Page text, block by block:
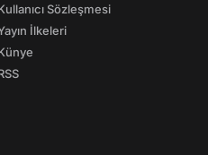
Sözleşmesi
İlkeleri